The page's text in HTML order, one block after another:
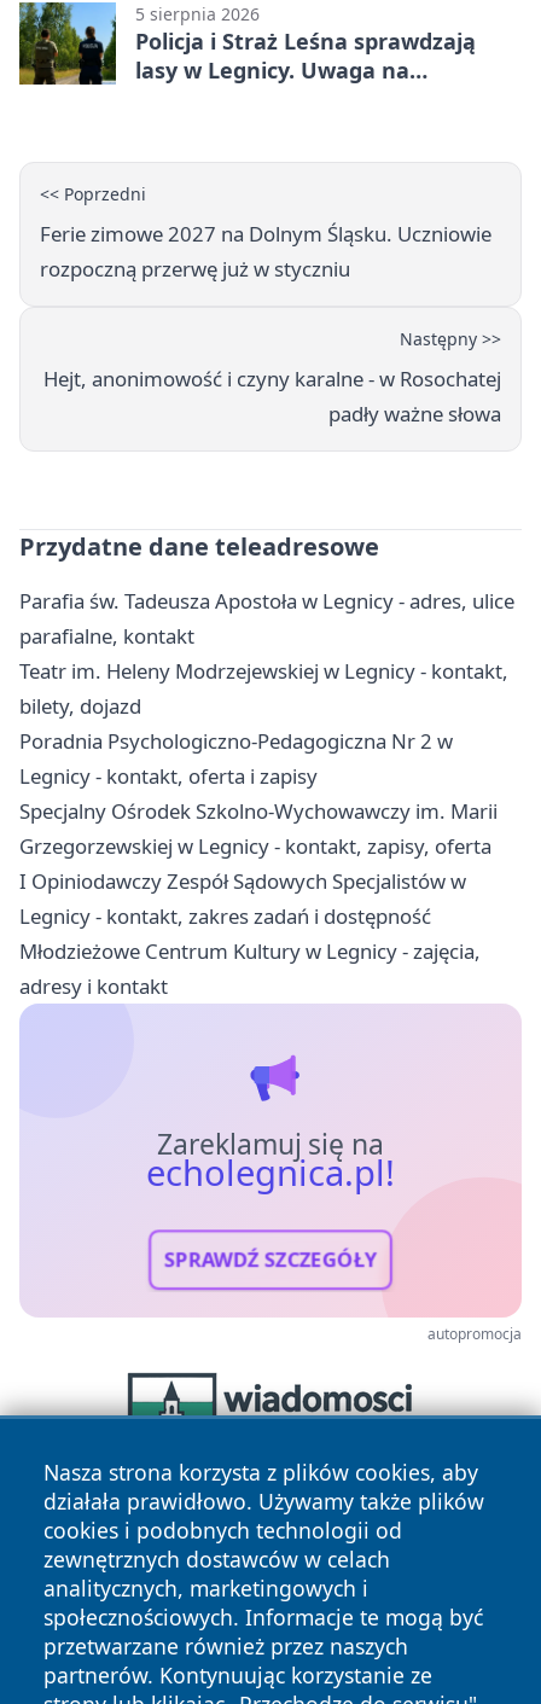
5 sierpnia 2026
Policja i Straż Leśna sprawdzają
lasy w Legnicy. Uwaga na
<< Poprzedni
Ferie zimowe 2027 na Dolnym Śląsku. Uczniowie
rozpoczną przerwę już w styczniu
Następny >>
Hejt, anonimowość i czyny karalne - w Rosochatej
padły ważne słowa
Przydatne dane teleadresowe
Parafia św. Tadeusza Apostoła w Legnicy - adres, ulice
parafialne, kontakt
Teatr im. Heleny Modrzejewskiej w Legnicy - kontakt,
bilety, dojazd
Poradnia Psychologiczno-Pedagogiczna Nr 2 w
Legnicy - kontakt, oferta i zapisy
Specjalny Ośrodek Szkolno-Wychowawczy im. Marii
Grzegorzewskiej w Legnicy - kontakt, zapisy, oferta
I Opiniodawczy Zespół Sądowych Specjalistów w
Legnicy - kontakt, zakres zadań i dostępność
Młodzieżowe Centrum Kultury w Legnicy - zajęcia,
adresy i kontakt
Zareklamuj się na
echolegnica.pl!
SPRAWDŹ SZCZEGÓŁY
autopromocja
Nasza strona korzysta z plików cookies, aby
działała prawidłowo. Używamy także plików
cookies i podobnych technologii od
zewnętrznych dostawców w celach
analitycznych, marketingowych i
społecznościowych. Informacje te mogą być
przetwarzane również przez naszych
partnerów. Kontynuując korzystanie ze
Copyright © 2026 echolegnica.pl Wszystkie prawa
zastrzeżone.